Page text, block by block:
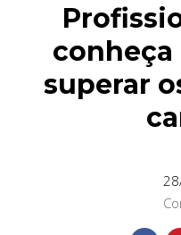
conheça
superar